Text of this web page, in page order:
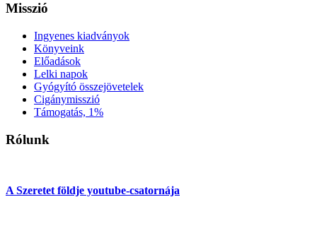
Misszió
Ingyenes kiadványok
Könyveink
Előadások
Lelki napok
Gyógyító összejövetelek
Cigánymisszió
Támogatás, 1%
Rólunk
A Szeretet földje youtube-csatornája